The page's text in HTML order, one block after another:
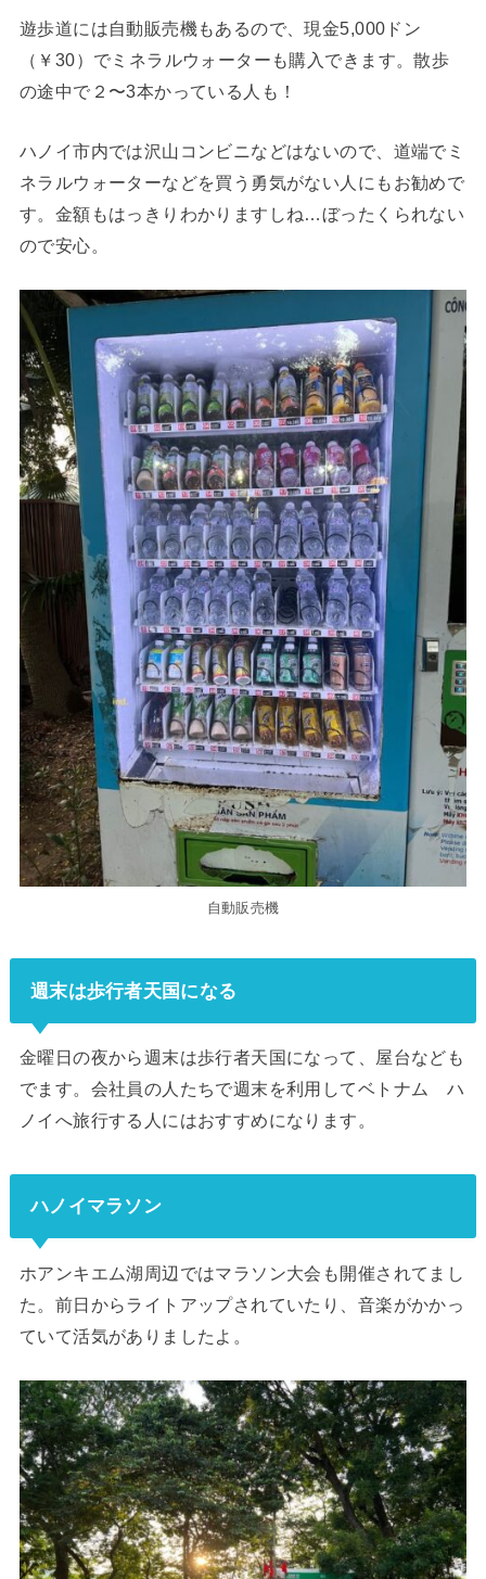
遊歩道には自動販売機もあるので、現金5,000ドン
（￥30）でミネラルウォーターも購入できます。散歩
の途中で２〜3本かっている人も！
ハノイ市内では沢山コンビニなどはないので、道端で ミ
ネラルウォーターなどを買う勇気がない人にもお勧めで
す。金額もはっきりわかりますしね…ぼったくられない
ので安心。
自動販売機
週末は歩行者天国になる
金曜日の夜から週末は歩行者天国になって、屋台なども
でます。会社員の人たちで週末を利用してベトナム ハ
ノイへ旅行する人にはおすすめになります。
ハノイマラソン
ホアンキエム湖周辺ではマラソン大会も開催されてまし
た。前日からライトアップされていたり、音楽がかかっ
ていて活気がありましたよ。